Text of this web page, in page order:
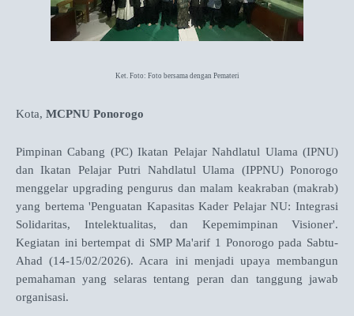
Ket. Foto: Foto bersama dengan Pemateri
Kota, MCPNU Ponorogo
Pimpinan Cabang (PC) Ikatan Pelajar Nahdlatul Ulama (IPNU)
dan Ikatan Pelajar Putri Nahdlatul Ulama (IPPNU) Ponorogo
menggelar upgrading pengurus dan malam keakraban (makrab)
yang bertema 'Penguatan Kapasitas Kader Pelajar NU: Integrasi
Solidaritas, Intelektualitas, dan Kepemimpinan Visioner'.
Kegiatan ini bertempat di SMP Ma'arif 1 Ponorogo pada Sabtu-
Ahad (14-15/02/2026). Acara ini menjadi upaya membangun
pemahaman yang selaras tentang peran dan tanggung jawab
organisasi.